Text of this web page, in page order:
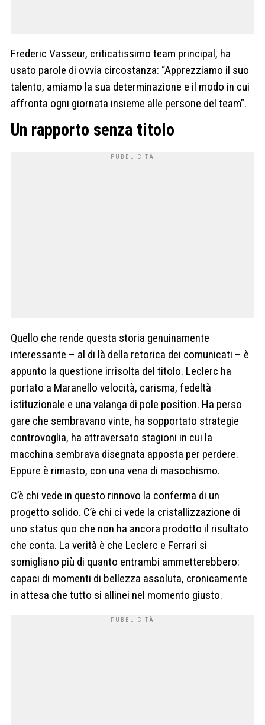
Frederic Vasseur, criticatissimo team principal, ha
usato parole di ovvia circostanza: “Apprezziamo il suo
talento, amiamo la sua determinazione e il modo in cui
affronta ogni giornata insieme alle persone del team”.
Un rapporto senza titolo
Quello che rende questa storia genuinamente
interessante – al di là della retorica dei comunicati – è
appunto la questione irrisolta del titolo. Leclerc ha
portato a Maranello velocità, carisma, fedeltà
istituzionale e una valanga di pole position. Ha perso
gare che sembravano vinte, ha sopportato strategie
controvoglia, ha attraversato stagioni in cui la
macchina sembrava disegnata apposta per perdere.
Eppure è rimasto, con una vena di masochismo.
C’è chi vede in questo rinnovo la conferma di un
progetto solido. C’è chi ci vede la cristallizzazione di
uno status quo che non ha ancora prodotto il risultato
che conta. La verità è che Leclerc e Ferrari si
somigliano più di quanto entrambi ammetterebbero:
capaci di momenti di bellezza assoluta, cronicamente
in attesa che tutto si allinei nel momento giusto.